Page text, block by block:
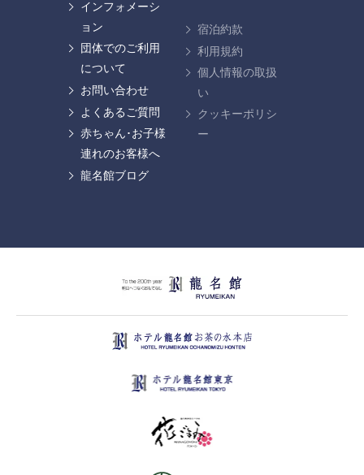
インフォメーシ
ョン
団体でのご利用
について
お問い合わせ
よくあるご質問
赤ちゃん･お子様
連れのお客様へ
龍名館ブログ
宿泊約款
利用規約
個人情報の取扱
い
クッキーポリシ
ー